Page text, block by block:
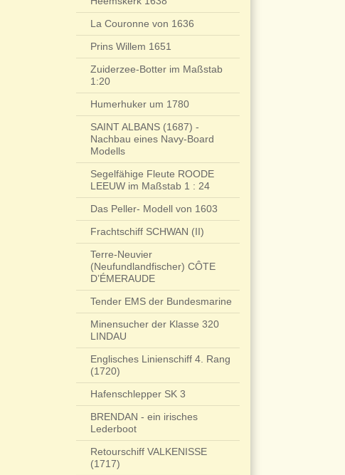
La Couronne von 1636
Prins Willem 1651
Zuiderzee-Botter im Maßstab
1:20
Humerhuker um 1780
SAINT ALBANS (1687) -
Nachbau eines Navy-Board
Modells
Segelfähige Fleute ROODE
LEEUW im Maßstab 1 : 24
Das Peller- Modell von 1603
Frachtschiff SCHWAN (II)
Terre-Neuvier
(Neufundlandfischer) CÔTE
D’ÉMERAUDE
Tender EMS der Bundesmarine
Minensucher der Klasse 320
LINDAU
Englisches Linienschiff 4. Rang
(1720)
Hafenschlepper SK 3
BRENDAN - ein irisches
Lederboot
Retourschiff VALKENISSE
(1717)